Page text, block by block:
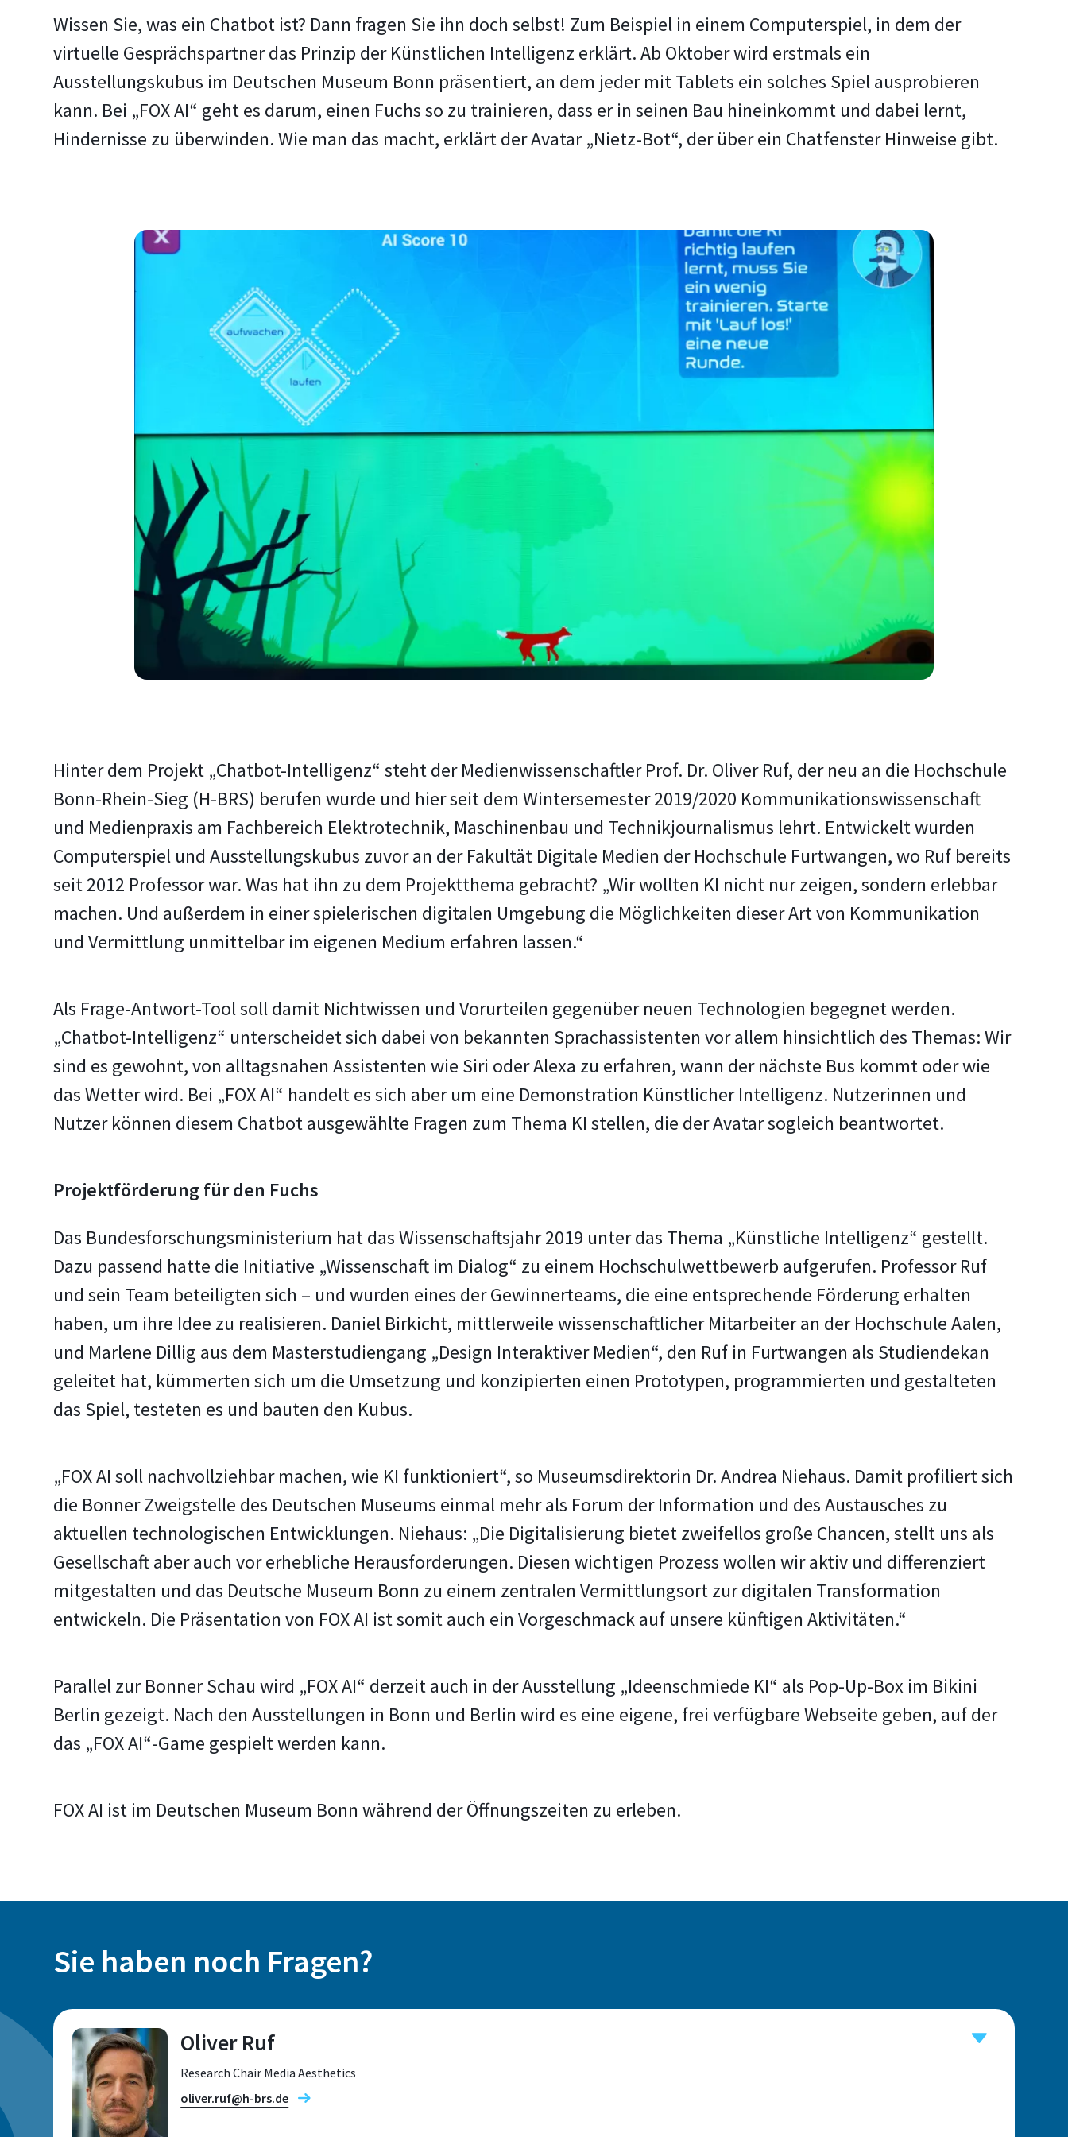
Wissen Sie, was ein Chatbot ist? Dann fragen Sie ihn doch selbst! Zum Beispiel in einem Computerspiel, in dem der
virtuelle Gesprächspartner das Prinzip der Künstlichen Intelligenz erklärt. Ab Oktober wird erstmals ein
Ausstellungskubus im Deutschen Museum Bonn präsentiert, an dem jeder mit Tablets ein solches Spiel ausprobieren
kann. Bei „FOX AI“ geht es darum, einen Fuchs so zu trainieren, dass er in seinen Bau hineinkommt und dabei lernt,
Hindernisse zu überwinden. Wie man das macht, erklärt der Avatar „Nietz-Bot“, der über ein Chatfenster Hinweise gibt.
Hinter dem Projekt „Chatbot-Intelligenz“ steht der Medienwissenschaftler Prof. Dr. Oliver Ruf, der neu an die Hochschule
Bonn-Rhein-Sieg (H-BRS) berufen wurde und hier seit dem Wintersemester 2019/2020 Kommunikationswissenschaft
und Medienpraxis am Fachbereich Elektrotechnik, Maschinenbau und Technikjournalismus lehrt. Entwickelt wurden
Computerspiel und Ausstellungskubus zuvor an der Fakultät Digitale Medien der Hochschule Furtwangen, wo Ruf bereits
seit 2012 Professor war. Was hat ihn zu dem Projektthema gebracht? „Wir wollten KI nicht nur zeigen, sondern erlebbar
machen. Und außerdem in einer spielerischen digitalen Umgebung die Möglichkeiten dieser Art von Kommunikation
und Vermittlung unmittelbar im eigenen Medium erfahren lassen.“
Als Frage-Antwort-Tool soll damit Nichtwissen und Vorurteilen gegenüber neuen Technologien begegnet werden.
„Chatbot-Intelligenz“ unterscheidet sich dabei von bekannten Sprachassistenten vor allem hinsichtlich des Themas: Wir
sind es gewohnt, von alltagsnahen Assistenten wie Siri oder Alexa zu erfahren, wann der nächste Bus kommt oder wie
das Wetter wird. Bei „FOX AI“ handelt es sich aber um eine Demonstration Künstlicher Intelligenz. Nutzerinnen und
Nutzer können diesem Chatbot ausgewählte Fragen zum Thema KI stellen, die der Avatar sogleich beantwortet.
Projektförderung für den Fuchs
Das Bundesforschungsministerium hat das Wissenschaftsjahr 2019 unter das Thema „Künstliche Intelligenz“ gestellt.
Dazu passend hatte die Initiative „Wissenschaft im Dialog“ zu einem Hochschulwettbewerb aufgerufen. Professor Ruf
und sein Team beteiligten sich – und wurden eines der Gewinnerteams, die eine entsprechende Förderung erhalten
haben, um ihre Idee zu realisieren. Daniel Birkicht, mittlerweile wissenschaftlicher Mitarbeiter an der Hochschule Aalen,
und Marlene Dillig aus dem Masterstudiengang „Design Interaktiver Medien“, den Ruf in Furtwangen als Studiendekan
geleitet hat, kümmerten sich um die Umsetzung und konzipierten einen Prototypen, programmierten und gestalteten
das Spiel, testeten es und bauten den Kubus.
„FOX AI soll nachvollziehbar machen, wie KI funktioniert“, so Museumsdirektorin Dr. Andrea Niehaus. Damit profiliert sich
die Bonner Zweigstelle des Deutschen Museums einmal mehr als Forum der Information und des Austausches zu
aktuellen technologischen Entwicklungen. Niehaus: „Die Digitalisierung bietet zweifellos große Chancen, stellt uns als
Gesellschaft aber auch vor erhebliche Herausforderungen. Diesen wichtigen Prozess wollen wir aktiv und differenziert
mitgestalten und das Deutsche Museum Bonn zu einem zentralen Vermittlungsort zur digitalen Transformation
entwickeln. Die Präsentation von FOX AI ist somit auch ein Vorgeschmack auf unsere künftigen Aktivitäten.“
Parallel zur Bonner Schau wird „FOX AI“ derzeit auch in der Ausstellung „Ideenschmiede KI“ als Pop-Up-Box im Bikini
Berlin gezeigt. Nach den Ausstellungen in Bonn und Berlin wird es eine eigene, frei verfügbare Webseite geben, auf der
das „FOX AI“-Game gespielt werden kann.
FOX AI ist im Deutschen Museum Bonn während der Öffnungszeiten zu erleben.
Sie haben noch Fragen?
Oliver Ruf
Research Chair Media Aesthetics
oliver.ruf@h-brs.de